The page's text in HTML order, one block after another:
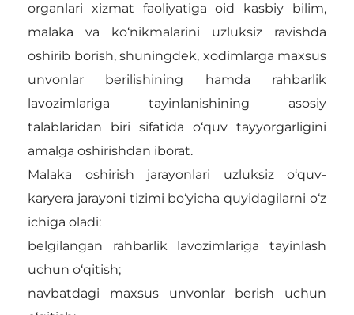
organlari xizmat faoliyatiga oid kasbiy bilim,
malaka va ko‘nikmalarini uzluksiz ravishda
oshirib borish, shuningdek, xodimlarga maxsus
unvonlar berilishining hamda rahbarlik
lavozimlariga tayinlanishining asosiy
talablaridan biri sifatida o‘quv tayyorgarligini
amalga oshirishdan iborat.
Malaka oshirish jarayonlari uzluksiz o‘quv-
karyera jarayoni tizimi bo‘yicha quyidagilarni o‘z
ichiga oladi:
belgilangan rahbarlik lavozimlariga tayinlash
uchun o‘qitish;
navbatdagi maxsus unvonlar berish uchun